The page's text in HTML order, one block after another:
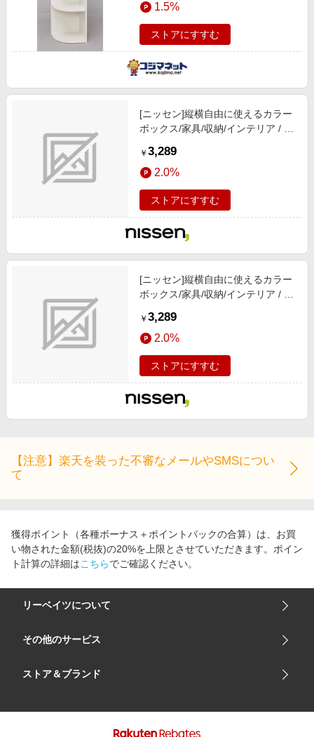
1.5%
ストアにすすむ
[ニッセン]縦横自由に使えるカラー
ボックス/家具/収納/インテリア / ラ
ラック/ナチュラル
￥ 3,289
2.0%
ストアにすすむ
[ニッセン]縦横自由に使えるカラー
ボックス/家具/収納/インテリア / ラ
ラック/ホワイト
￥ 3,289
2.0%
ストアにすすむ
【注意】楽天を装った不審なメールやSMSについ
て
獲得ポイント（各種ボーナス＋ポイントバックの合算）は、お買
い物された金額(税抜)の20%を上限とさせていただきます。ポイン
ト計算の詳細はこちらでご確認ください。
リーベイツについて
会社概要
サイトマップ
リーベイツ ポイントアシスト
その他のサービス
楽天市場
ストア＆ブランド